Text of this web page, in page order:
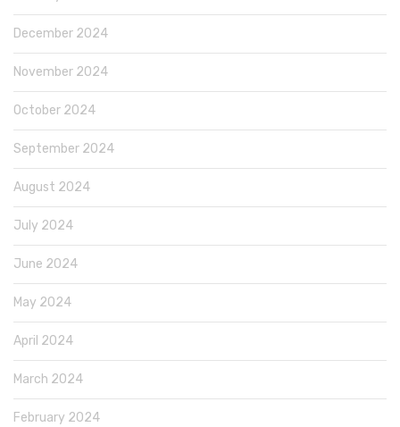
December 2024
November 2024
October 2024
September 2024
August 2024
July 2024
June 2024
May 2024
April 2024
March 2024
February 2024